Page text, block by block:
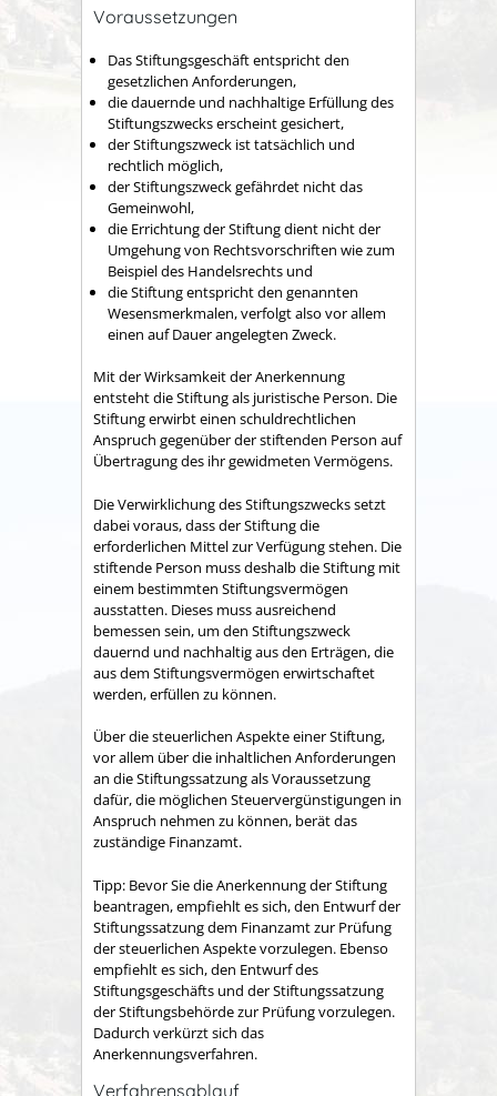
Voraussetzungen
Das Stiftungsgeschäft entspricht den
gesetzlichen Anforderungen,
die dauernde und nachhaltige Erfüllung des
Stiftungszwecks erscheint gesichert,
der Stiftungszweck ist tatsächlich und
rechtlich möglich,
der Stiftungszweck gefährdet nicht das
Gemeinwohl,
die Errichtung der Stiftung dient nicht der
Umgehung von Rechtsvorschriften wie zum
Beispiel des Handelsrechts und
die Stiftung entspricht den genannten
Wesensmerkmalen, verfolgt also vor allem
einen auf Dauer angelegten Zweck.
Mit der Wirksamkeit der Anerkennung
entsteht die Stiftung als juristische Person. Die
Stiftung erwirbt einen schuldrechtlichen
Anspruch gegenüber der stiftenden Person auf
Übertragung des ihr gewidmeten Vermögens.
Die Verwirklichung des Stiftungszwecks setzt
dabei voraus, dass der Stiftung die
erforderlichen Mittel zur Verfügung stehen. Die
stiftende Person muss deshalb die Stiftung mit
einem bestimmten Stiftungsvermögen
ausstatten. Dieses muss ausreichend
bemessen sein, um den Stiftungszweck
dauernd und nachhaltig aus den Erträgen, die
aus dem Stiftungsvermögen erwirtschaftet
werden, erfüllen zu können.
Über die steuerlichen Aspekte einer Stiftung,
vor allem über die inhaltlichen Anforderungen
an die Stiftungssatzung als Voraussetzung
dafür, die möglichen Steuervergünstigungen in
Anspruch nehmen zu können, berät das
zuständige Finanzamt.
Tipp: Bevor Sie die Anerkennung der Stiftung
beantragen, empfiehlt es sich, den Entwurf der
Stiftungssatzung dem Finanzamt zur Prüfung
der steuerlichen Aspekte vorzulegen. Ebenso
empfiehlt es sich, den Entwurf des
Stiftungsgeschäfts und der Stiftungssatzung
der Stiftungsbehörde zur Prüfung vorzulegen.
Dadurch verkürzt sich das
Anerkennungsverfahren.
Verfahrensablauf